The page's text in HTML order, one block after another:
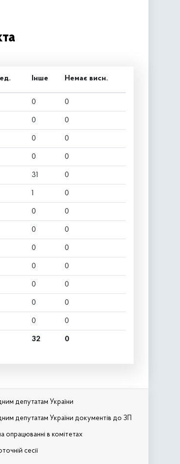
Інше Немає висн.
0 0
0 0
0 0
0 0
31 0
1 0
0 0
0 0
0 0
0 0
0 0
0 0
0 0
32 0
депутатам України
депутатам України документів до ЗП
опрацюванні в комітетах
сесії